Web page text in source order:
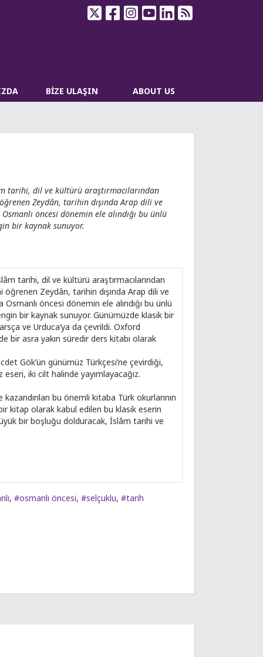
BİZE ULAŞIN ABOUT US
tarihi, dil ve kültürü araştırmacılarından
Zeydân, tarihin dışında Arap dili ve
öncesi dönemin ele alındığı bu ünlü
bir kaynak sunuyor.
tarihi, dil ve kültürü araştırmacılarından
Zeydân, tarihin dışında Arap dili ve
öncesi dönemin ele alındığı bu ünlü
bir kaynak sunuyor. Günümüzde klasik bir
ve Urduca’ya da çevrildi. Oxford
bir asra yakın süredir ders kitabı olarak
Gök’ün günümüz Türkçesi’ne çevirdiği,
iki cilt halinde yayımlayacağız.
bu önemli kitaba Türk okurlarının
kitap olarak kabul edilen bu klasik eserin
bir boşluğu dolduracak, İslâm tarihi ve
, #osmanlı öncesi, #selçuklu, #tarih